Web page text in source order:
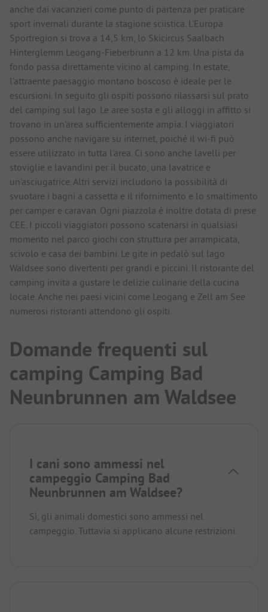
anche dai vacanzieri come punto di partenza per praticare
sport invernali durante la stagione sciistica. L'Europa
Sportregion si trova a 14,5 km, lo Skicircus Saalbach
Hinterglemm Leogang-Fieberbrunn a 12 km. Una pista da
fondo passa direttamente vicino al camping. In estate,
l'attraente paesaggio montano boscoso è ideale per le
escursioni. In seguito gli ospiti possono rilassarsi sul prato
del camping sul lago. Le aree sosta e gli alloggi in affitto si
trovano in un'area sufficientemente ampia. I viaggiatori
possono anche navigare su internet, poiché il wi-fi può
essere utilizzato in tutta l'area. Ci sono anche lavelli per
stoviglie e lavandini per il bucato, una lavatrice e
un'asciugatrice. Altri servizi includono la possibilità di
svuotare i bagni a cassetta e il rifornimento e lo smaltimento
per camper e caravan. Ogni piazzola è inoltre dotata di prese
CEE. I piccoli viaggiatori possono scatenarsi in qualsiasi
momento nel parco giochi con struttura per arrampicata,
scivolo e casa dei bambini. Le gite in pedalò sul lago
Waldsee sono divertenti per grandi e piccini. Il ristorante del
camping invita a gustare le delizie culinarie della cucina
locale. Anche nei paesi vicini come Leogang e Zell am See
numerosi ristoranti attendono gli ospiti.
Domande frequenti sul
camping Camping Bad
Neunbrunnen am Waldsee
I cani sono ammessi nel
campeggio Camping Bad
Neunbrunnen am Waldsee?
Sì, gli animali domestici sono ammessi nel
campeggio. Tuttavia si applicano alcune restrizioni.